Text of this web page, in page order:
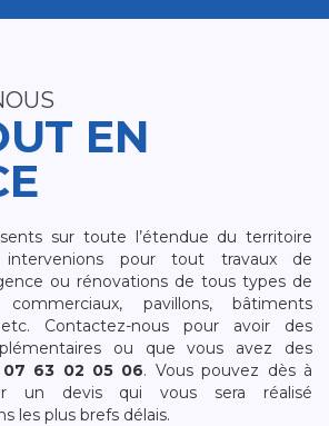
EN
sur toute l’étendue du territoire
pour tout travaux de
ou rénovations de tous types de
pavillons, bâtiments
Contactez-nous pour avoir des
ou que vous avez des
07 63 02 05 06. Vous pouvez dès à
un devis qui vous sera réalisé
les plus brefs délais.